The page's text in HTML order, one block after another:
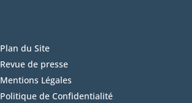
Plan du Site
Revue de presse
Mentions Légales
Politique de Confidentialité